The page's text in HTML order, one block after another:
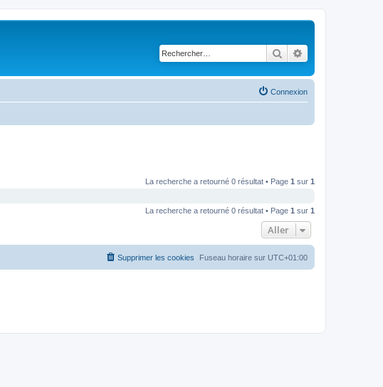
Rechercher
Connexion
La recherche a retourné 0 résultat • Page 1 sur 1
La recherche a retourné 0 résultat • Page 1 sur 1
Aller
Fuseau horaire sur UTC+01:00
Supprimer les cookies